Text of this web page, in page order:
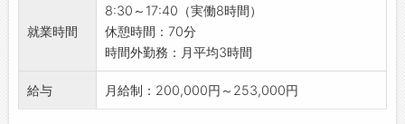
【日祝休み！】
・リフレッシュするための時間もしっかり確保
できます◎
【残業少なめ！】
就業時間
8:30～17:40（実働8時間）
休憩時間：70分
時間外勤務：月平均3時間
給与 月給制：200,000円～253,000円